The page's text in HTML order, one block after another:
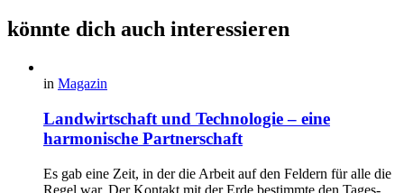
könnte dich auch interessieren
in Magazin
Landwirtschaft und Technologie – eine
harmonische Partnerschaft
Es gab eine Zeit, in der die Arbeit auf den Feldern für alle die
Regel war. Der Kontakt mit der Erde bestimmte den Tages-